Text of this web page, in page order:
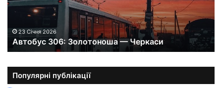
:
л
23 Січня 2026
Автобус 306: Золотоноша — Черкаси
Популярні публікації